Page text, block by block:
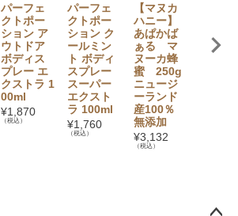
パーフェ
クトポー
ション ア
ウトドア
ボディス
プレー エ
クストラ 1
00ml
¥1,870
（税込）
パーフェ
クトポー
ション ク
ールミン
ト ボディ
スプレー
スーパー
エクスト
ラ 100ml
¥1,760
（税込）
【マヌカ
ハニー】
あぱかば
ぁる マ
ヌーカ蜂
蜜 250g
ニュージ
ーランド
産100％
無添加
¥3,132
（税込）
〔赤